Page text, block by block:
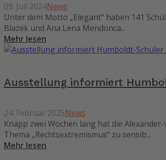
09. Juli 2024News
Unter dem Motto „Elegant“ haben 141
Blazek und Ana Lena Mendonca...
Mehr lesen
Ausstellung informiert
24. Februar 2025News
Knapp zwei Wochen lang hat die
Thema „Rechtsextremismus“ zu sensib...
Mehr lesen